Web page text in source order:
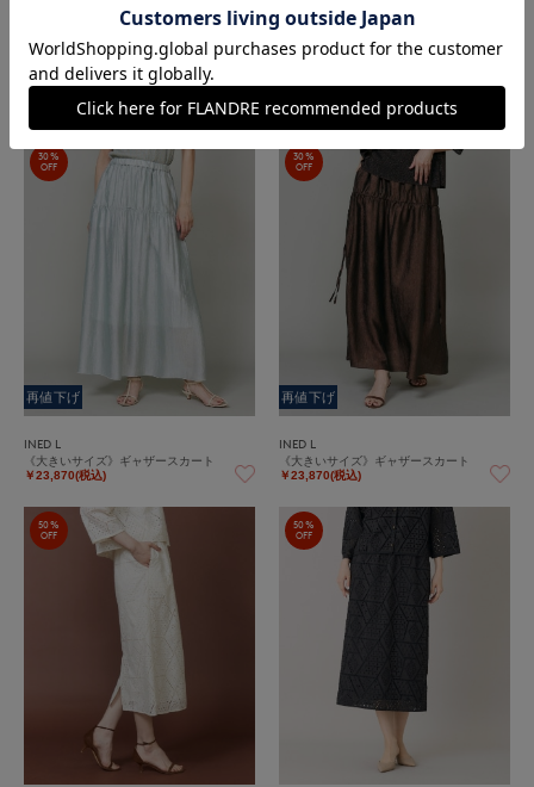
INED
ギャザースカート
￥22,330(税込)
再値下げ
ギャザースカート
￥22,330(税込)
30%
OFF
再値下げ
INED L
《大きいサイズ》ギャザースカート
￥23,870(税込)
30%
OFF
再値下げ
INED L
《大きいサイズ》ギャザースカート
￥23,870(税込)
50%
OFF
50%
OFF